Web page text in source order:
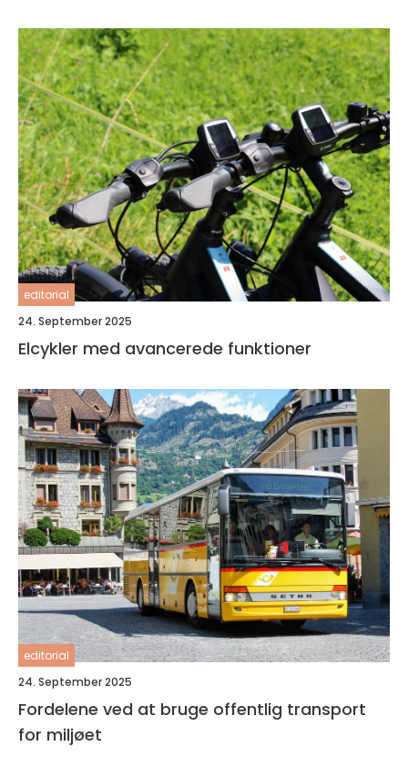
editorial
24. September 2025
Elcykler med avancerede funktioner
editorial
24. September 2025
Fordelene ved at bruge offentlig transport
for miljøet